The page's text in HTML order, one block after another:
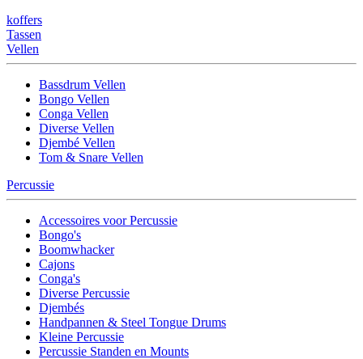
koffers
Tassen
Vellen
Bassdrum Vellen
Bongo Vellen
Conga Vellen
Diverse Vellen
Djembé Vellen
Tom & Snare Vellen
Percussie
Accessoires voor Percussie
Bongo's
Boomwhacker
Cajons
Conga's
Diverse Percussie
Djembés
Handpannen & Steel Tongue Drums
Kleine Percussie
Percussie Standen en Mounts